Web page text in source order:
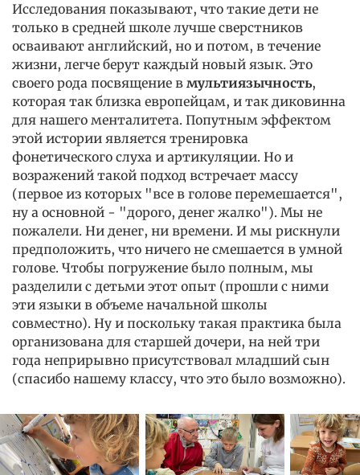
Исследования показывают, что такие дети не
только в средней школе лучше сверстников
осваивают английский, но и потом, в течение
жизни, легче берут каждый новый язык. Это
своего рода посвящение в мультиязычность,
которая так близка европейцам, и так диковинна
для нашего менталитета. Попутным эффектом
этой истории является тренировка
фонетического слуха и артикуляции. Но и
возражений такой подход встречает массу
(первое из которых "все в голове перемешается",
ну а основной - "дорого, денег жалко"). Мы не
пожалели. Ни денег, ни времени. И мы рискнули
предположить, что ничего не смешается в умной
голове. Чтобы погружение было полным, мы
разделили с детьми этот опыт (прошли с ними
эти языки в объеме начальной школы
совместно). Ну и поскольку такая практика была
организована для старшей дочери, на ней три
года неприрывно присутствовал младший сын
(спасибо нашему классу, что это было возможно).